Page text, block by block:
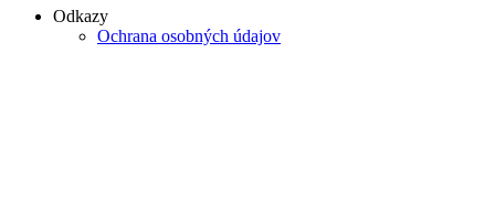
Odkazy
Ochrana osobných údajov